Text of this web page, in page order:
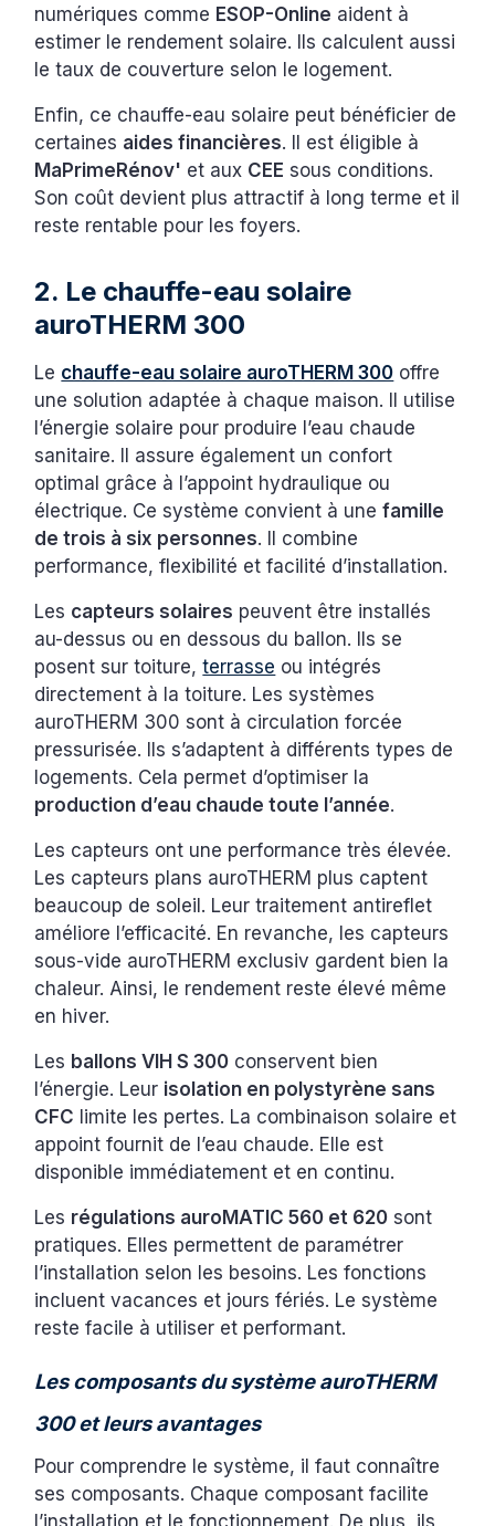
numériques comme ESOP-Online aident à
estimer le rendement solaire. Ils calculent aussi
le taux de couverture selon le logement.
Enfin, ce chauffe-eau solaire peut bénéficier de
certaines aides financières. Il est éligible à
MaPrimeRénov' et aux CEE sous conditions.
Son coût devient plus attractif à long terme et il
reste rentable pour les foyers.
2. Le chauffe-eau solaire
auroTHERM 300
Le chauffe-eau solaire auroTHERM 300 offre
une solution adaptée à chaque maison. Il utilise
l’énergie solaire pour produire l’eau chaude
sanitaire. Il assure également un confort
optimal grâce à l’appoint hydraulique ou
électrique. Ce système convient à unefamille
de trois à six personnes. Il combine
performance, flexibilité et facilité d’installation.
Les capteurs solaires peuvent être installés
au-dessus ou en dessous du ballon. Ils se
posent sur toiture,terrasse ou intégrés
directement à la toiture. Les systèmes
auroTHERM 300 sont à circulation forcée
pressurisée. Ils s’adaptent à différents types de
logements. Cela permet d’optimiser la
production d’eau chaude toute l’année.
Les capteurs ont une performance très élevée.
Les capteurs plans auroTHERM plus captent
beaucoup de soleil. Leur traitement antireflet
améliore l’efficacité. En revanche, les capteurs
sous-vide auroTHERM exclusiv gardent bien la
chaleur. Ainsi, le rendement reste élevé même
en hiver.
Les ballons VIH S 300 conservent bien
l’énergie. Leur isolation en polystyrène sans
CFC limite les pertes. La combinaison solaire et
appoint fournit de l’eau chaude. Elle est
disponible immédiatement et en continu.
Les régulations auroMATIC 560 et 620 sont
pratiques. Elles permettent de paramétrer
l’installation selon les besoins. Les fonctions
incluent vacances et jours fériés. Le système
reste facile à utiliser et performant.
Les composants du système auroTHERM
300 et leurs avantages
Pour comprendre le système, il faut connaître
ses composants. Chaque composant facilite